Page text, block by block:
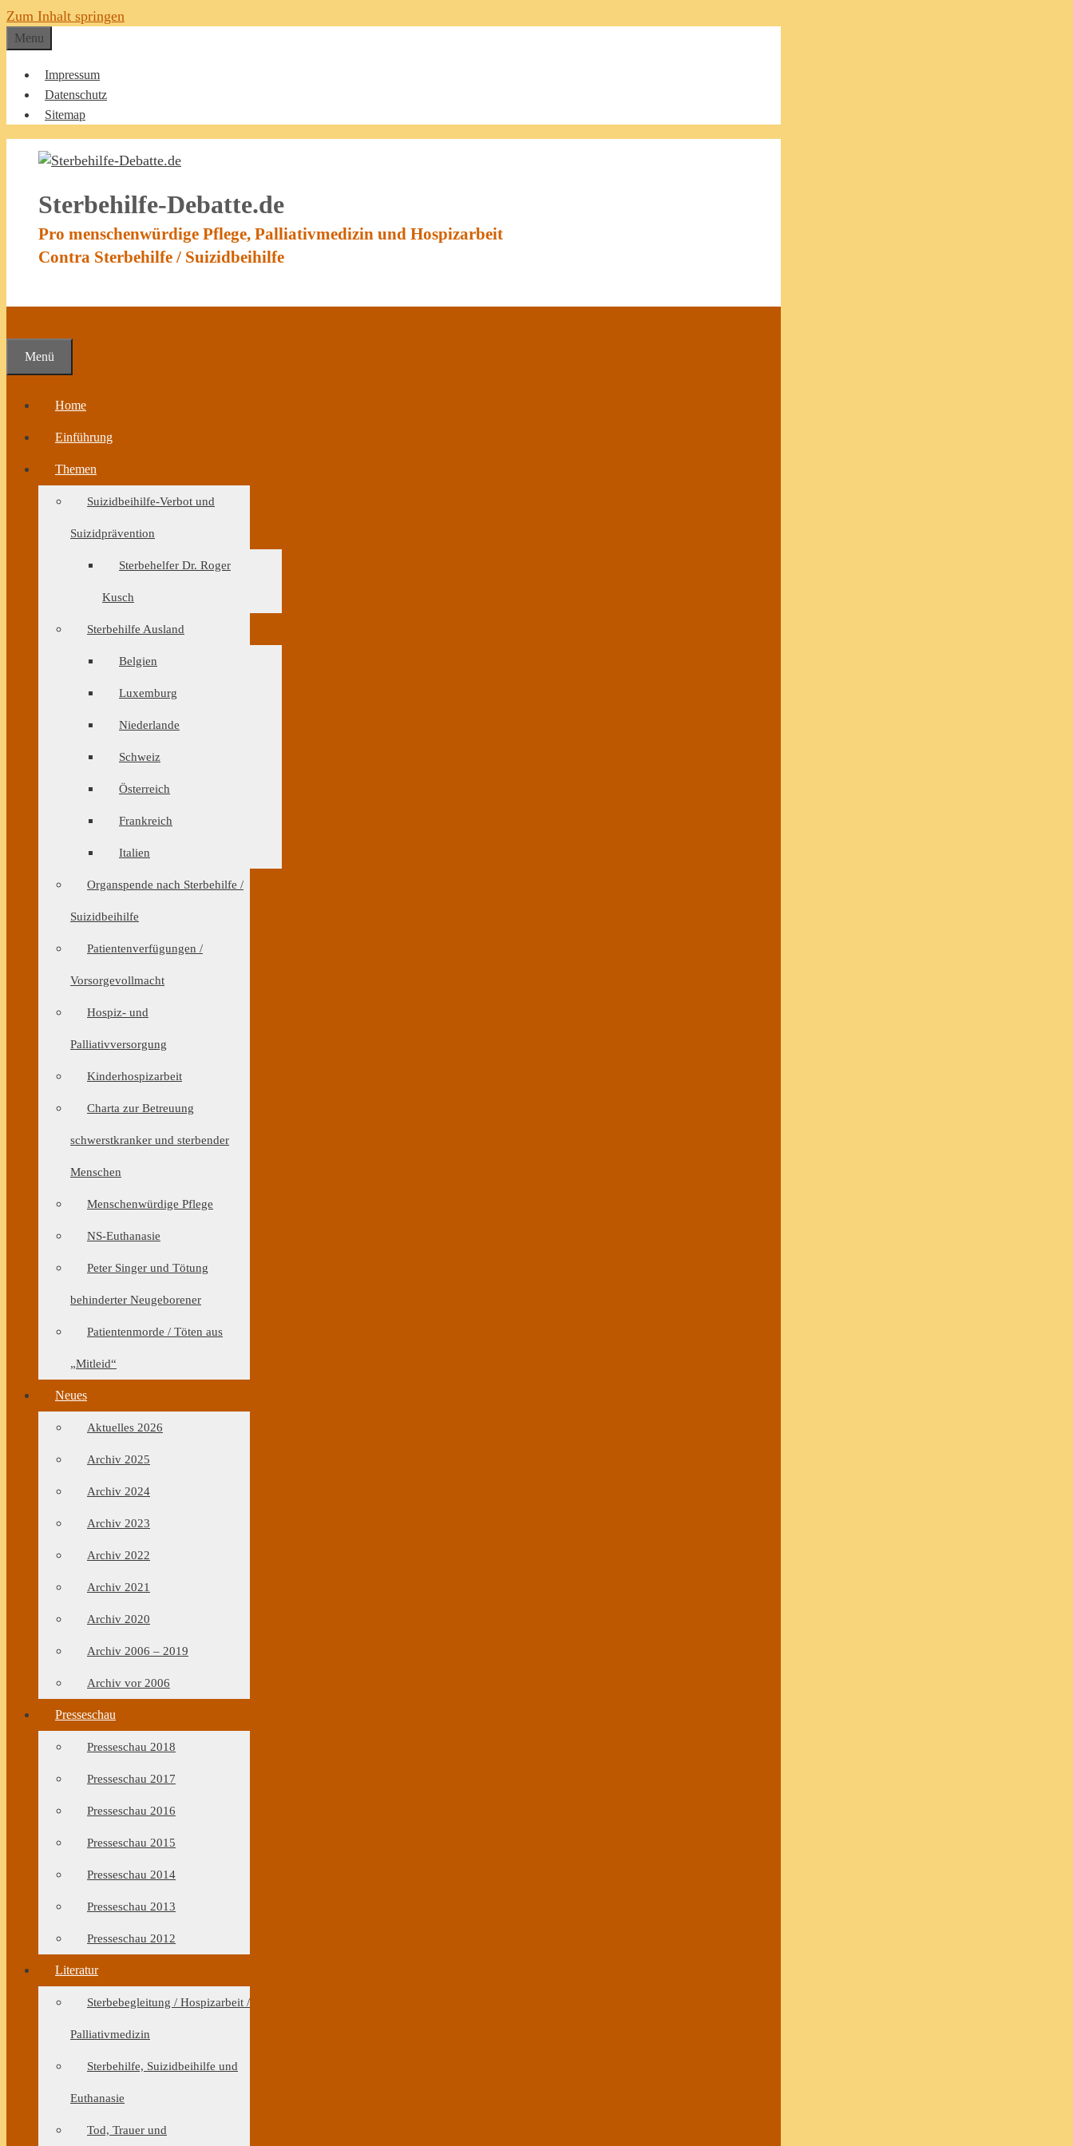
Zum Inhalt springen
Menu
Impressum
Datenschutz
Sitemap
Sterbehilfe-Debatte.de
Pro menschenwürdige Pflege, Palliativmedizin und Hospizarbeit
Contra Sterbehilfe / Suizidbeihilfe
Menü
Home
Einführung
Themen
Suizidbeihilfe-Verbot und
Suizidprävention
Sterbehelfer Dr. Roger
Kusch
Sterbehilfe Ausland
Belgien
Luxemburg
Niederlande
Schweiz
Österreich
Frankreich
Italien
Organspende nach Sterbehilfe /
Suizidbeihilfe
Patientenverfügungen /
Vorsorgevollmacht
Hospiz- und
Palliativversorgung
Kinderhospizarbeit
Charta zur Betreuung
schwerstkranker und sterbender
Menschen
Menschenwürdige Pflege
NS-Euthanasie
Peter Singer und Tötung
behinderter Neugeborener
Patientenmorde / Töten aus
„Mitleid“
Neues
Aktuelles 2026
Archiv 2025
Archiv 2024
Archiv 2023
Archiv 2022
Archiv 2021
Archiv 2020
Archiv 2006 – 2019
Archiv vor 2006
Presseschau
Presseschau 2018
Presseschau 2017
Presseschau 2016
Presseschau 2015
Presseschau 2014
Presseschau 2013
Presseschau 2012
Literatur
Sterbebegleitung / Hospizarbeit /
Palliativmedizin
Sterbehilfe, Suizidbeihilfe und
Euthanasie
Tod, Trauer und